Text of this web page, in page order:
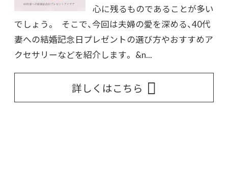
心に残るものであることが多い
でしょう。 そこで、今回は夫婦の愛を深める、40代
妻への結婚記念日プレゼントの選び方やおすすめア
クセサリーなどを紹介します。 &n...
詳しくはこちら